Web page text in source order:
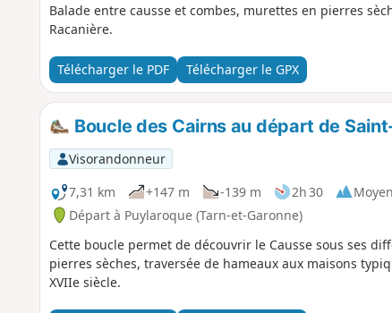
Balade entre causse et combes, murettes en pierres
Racanière.
Télécharger le PDF Télécharger le GPX
Boucle des Cairns au départ de
Visorandonneur
7,31 km
+147 m -139 m 2h 30
Départ à Puylaroque (Tarn-et-Garonne)
Cette boucle permet de découvrir le Causse sous ses
pierres sèches, traversée de hameaux aux maisons
XVIIe siècle.